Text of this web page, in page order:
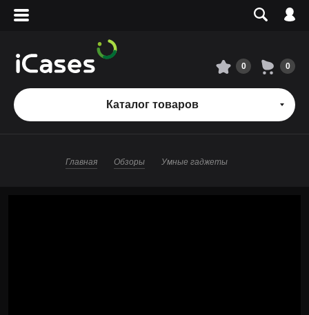
Вход
Сервисный центр
О магазине
Адреса магазинов
0 0
Каталог товаров
Главная Обзоры Умные гаджеты